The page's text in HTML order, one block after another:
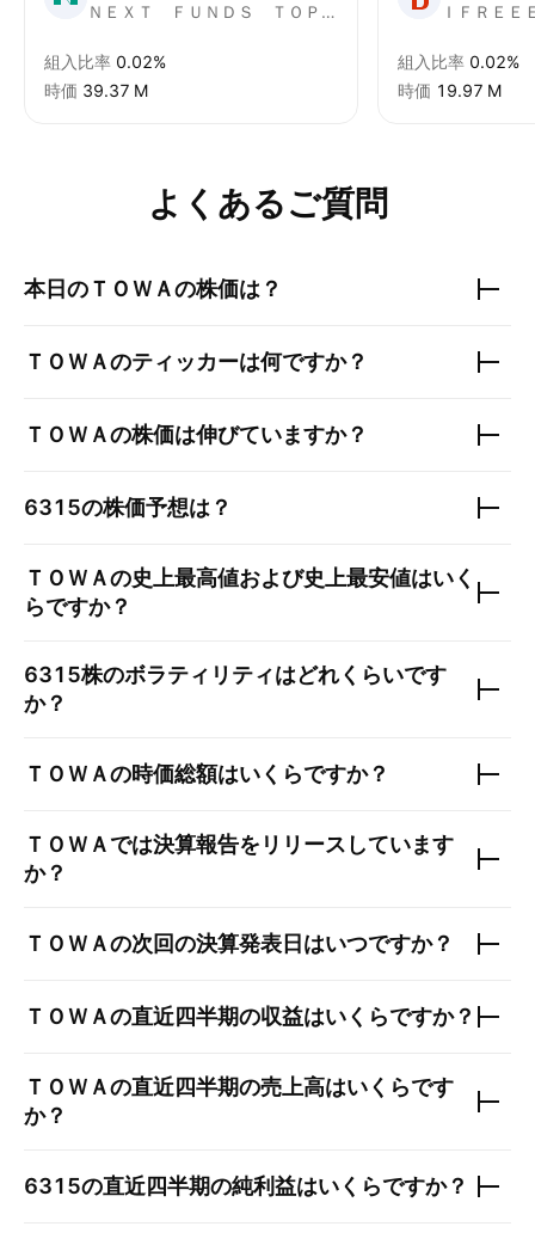
ＮＥＸＴ ＦＵＮＤＳ ＴＯＰＩＸ連動型上場投信
組入比率 0.02%
時価 ‪39.37 M‬
組入比率 0.02%
時価 ‪19.97 M‬
よくあるご質問
本日のＴＯＷＡの株価は？
ＴＯＷＡのティッカーは何ですか？
ＴＯＷＡの株価は伸びていますか？
6315の株価予想は？
ＴＯＷＡの史上最高値および史上最安値はいく
らですか？
6315株のボラティリティはどれくらいです
か？
ＴＯＷＡの時価総額はいくらですか？
ＴＯＷＡでは決算報告をリリースしています
か？
ＴＯＷＡの次回の決算発表日はいつですか？
ＴＯＷＡの直近四半期の収益はいくらですか？
ＴＯＷＡの直近四半期の売上高はいくらです
か？
6315の直近四半期の純利益はいくらですか？